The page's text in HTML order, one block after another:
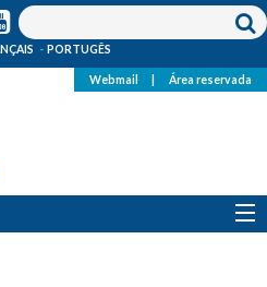
PORTUGÊS
Webmail Área reservada